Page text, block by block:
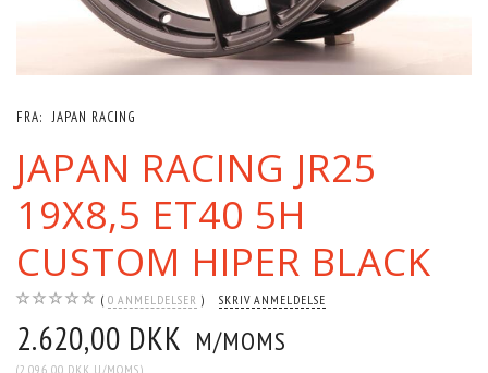
FRA: JAPAN RACING
JAPAN RACING JR25
19X8,5 ET40 5H
CUSTOM HIPER BLACK
0 ANMELDELSER SKRIV ANMELDELSE
2.620,00 DKK M/MOMS
(2.096,00 DKK U/MOMS)